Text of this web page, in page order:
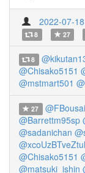
2022-07-
8 27
8
@Chisako5151
@mstmart501
27 @FBousai
@Barrettm95sp
@sadanichan
@Chisako5151
@matsuki_ishin